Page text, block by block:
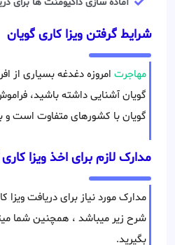
شرایط گرفتن ویزا کاری گویان
مهاجرت امروزه دغدغه بسیاری از
گویان آشنایی داشته باشید،
گویان با کشورهای متفاوت است و
مدارک لازم برای اخذ ویزا
مدارک مورد نیاز برای دریافت
شرح زیر میباشد ، همچنین شما
بگیرید.